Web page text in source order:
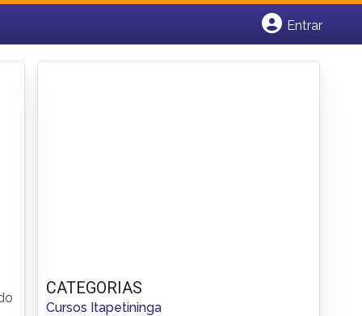
Entrar
CATEGORIAS
Cursos Itapetininga